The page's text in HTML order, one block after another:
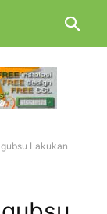
Lakukan